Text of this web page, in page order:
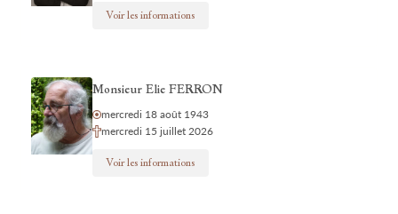
Voir les informations
Monsieur Elie FERRON
mercredi 18 août 1943
mercredi 15 juillet 2026
Voir les informations